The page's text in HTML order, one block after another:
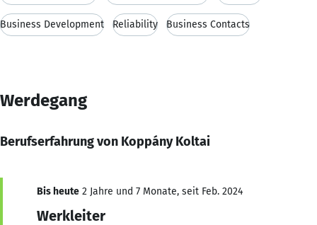
Business Development Reliability Business Contacts
Werdegang
Berufserfahrung von Koppány Koltai
Bis heute 2 Jahre und 7 Monate, seit Feb. 2024
Werkleiter